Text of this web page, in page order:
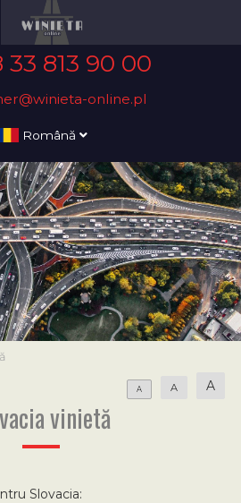
33 813 90 00
online.pl
Română
A A A
vinietă
Slovacia: